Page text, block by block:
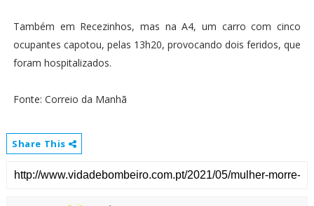
Também em Recezinhos, mas na A4, um carro com cinco
ocupantes capotou, pelas 13h20, provocando dois feridos, que
foram hospitalizados.
Fonte: Correio da Manhã
Share This